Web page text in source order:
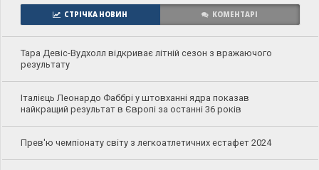
СТРІЧКА НОВИН КОМЕНТАРІ
Тара Девіс-Вудхолл відкриває літній сезон з вражаючого
результату
Італієць Леонардо Фаббрі у штовханні ядра показав
найкращий результат в Європі за останні 36 років
Прев'ю чемпіонату світу з легкоатлетичних естафет 2024